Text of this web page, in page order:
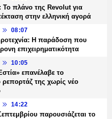
Το πλάνο της Revolut για
στην ελληνική αγορά
08:07
Η παράδοση που
επιχειρηματικότητα
10:05
επανέλαβε το
της χωρίς νέο
14:22
παρουσιάζεται το